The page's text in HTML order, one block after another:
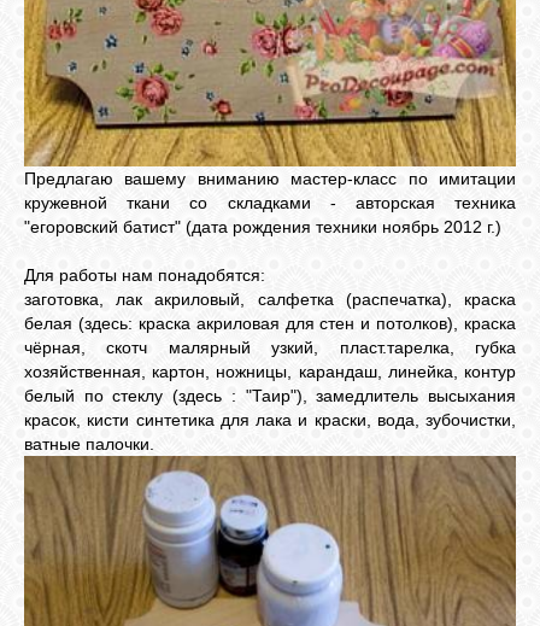
ДЕКУПАЖА
ОТЗЫВЫ
УЧЕНИКОВ
МАГАЗИН
СВЯЗЬ
ВХОД
RSS
Предлагаю вашему вниманию мастер-класс по имитации
кружевной ткани со складками - авторская техника
"егоровский батист" (дата рождения техники ноябрь 2012 г.)
Для работы нам понадобятся:
заготовка, лак акриловый, салфетка (распечатка), краска
белая (здесь: краска акриловая для стен и потолков), краска
чёрная, скотч малярный узкий, пласт.тарелка, губка
хозяйственная, картон, ножницы, карандаш, линейка, контур
белый по стеклу (здесь : "Таир"), замедлитель высыхания
красок, кисти синтетика для лака и краски, вода, зубочистки,
ватные палочки.